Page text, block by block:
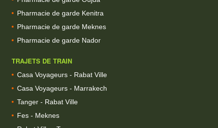
Pharmacie de garde Kenitra
Pharmacie de garde Meknes
Pharmacie de garde Nador
TRAJETS DE TRAIN
Casa Voyageurs - Rabat Ville
Casa Voyageurs - Marrakech
Tanger - Rabat Ville
Fes - Meknes